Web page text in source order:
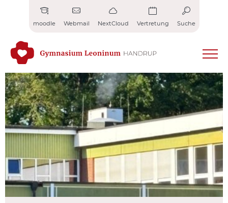
moodle Webmail NextCloud Vertretung Suche